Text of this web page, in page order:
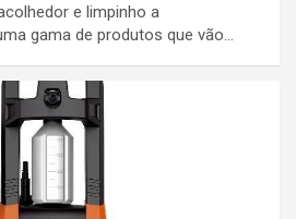
e limpinho a
gama de produtos que vão…